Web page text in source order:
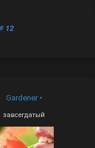
12
Gardener •
завсегдатый